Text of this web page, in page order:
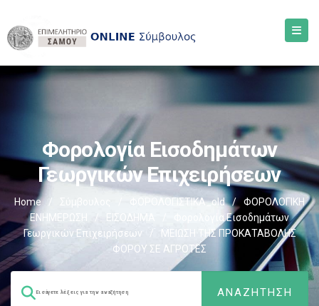
Φορολογία Εισοδημάτων
Γεωργικών Επιχειρήσεων
Home / Σύμβουλος ΦΟΡΟΛΟΓΙΣΤΙΚΑ_old /
ΦΟΡΟΛΟΓΙΚΗ
ΕΝΗΜΕΡΩΣΗ
/ ΕΙΣΟΔΗΜΑ
Φορολογία Εισοδημάτων
Γεωργικών Επιχειρήσεων
/
ΜΕΙΩΣΗ ΤΗΣ ΠΡΟΚΑΤΑΒΟΛΗΣ
ΦΟΡΟΥ ΣΕ ΑΓΡΟΤΕΣ